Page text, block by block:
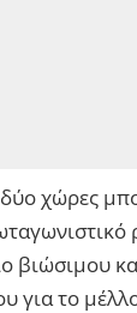
χώρες
βιώσιμου
για το